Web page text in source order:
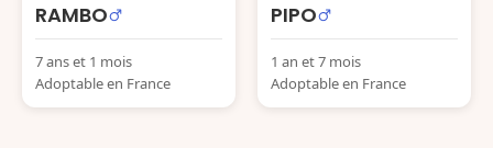
RAMBO
7 ans et 1 mois
Adoptable en France
PIPO
1 an et 7 mois
Adoptable en France